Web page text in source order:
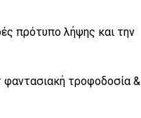
πρότυπο λήψης και την
φαντασιακή τροφοδοσία &